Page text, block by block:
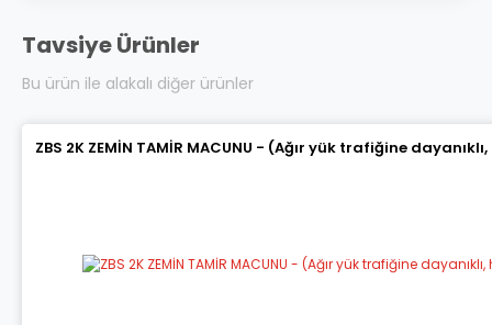
Tavsiye Ürünler
Bu ürün ile alakalı diğer ürünler
ZBS 2K ZEMİN TAMİR MACUNU - (Ağır yük trafiğine